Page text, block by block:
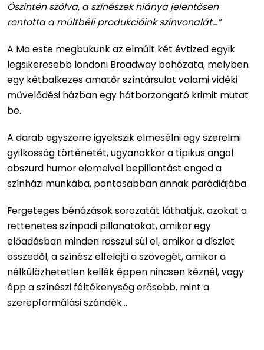
Őszintén szólva, a színészek hiánya jelentősen
rontotta a múltbéli produkcióink színvonalát...”
A Ma este megbukunk az elmúlt két évtized egyik
legsikeresebb londoni Broadway bohózata, melyben
egy kétbalkezes amatőr színtársulat valami vidéki
művelődési házban egy hátborzongató krimit mutat
be.
A darab egyszerre igyekszik elmesélni egy szerelmi
gyilkosság történetét, ugyanakkor a tipikus angol
abszurd humor elemeivel bepillantást enged a
színházi munkába, pontosabban annak paródiájába.
Fergeteges bénázások sorozatát láthatjuk, azokat a
rettenetes színpadi pillanatokat, amikor egy
előadásban minden rosszul sül el, amikor a díszlet
összedől, a színész elfelejti a szövegét, amikor a
nélkülözhetetlen kellék éppen nincsen kéznél, vagy
épp a színészi féltékenység erősebb, mint a
szerepformálási szándék...